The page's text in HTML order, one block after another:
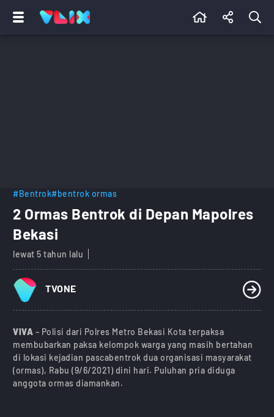
#Bentrok#bentrok ormas
2 Ormas Bentrok di Depan Mapolres
Bekasi
lewat 5 tahun lalu
TVONE
VIVA – Polisi dari Polres Metro Bekasi Kota terpaksa
membubarkan paksa kelompok warga yang masih bertahan
di lokasi kejadian pascabentrok dua organisasi masyarakat
(ormas), Rabu (9/6/2021) dini hari. Puluhan pria diduga
anggota ormas diamankan.